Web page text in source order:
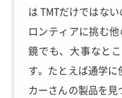
は TMTだけではな
ロンティアに挑む
鏡でも、大事なと
す。たとえば通学
カーさんの製品を